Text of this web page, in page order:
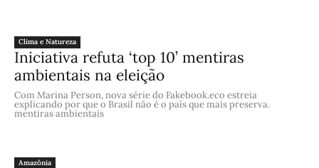
Clima e Natureza
Iniciativa refuta ‘top 10’ mentiras
ambientais na eleição
Com Marina Person, nova série do Fakebook.eco estreia
explicando por que o Brasil não é o país que mais preserva.
mentiras ambientais
Amazônia